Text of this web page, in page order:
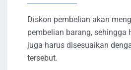
Diskon pembelian akan
pembelian barang, sehingga
juga harus disesuaikan
tersebut.